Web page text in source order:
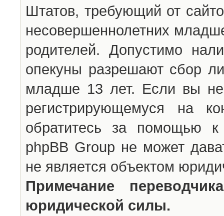
Штатов, требующий от
несовершеннолетних
родителей. Допустимо
опекуны разрешают сбор
младше 13 лет. Если вы
регистрирующемуся на
обратитесь за помощью к
phpBB Group не может
не является объектом
Примечание
юридической силы.